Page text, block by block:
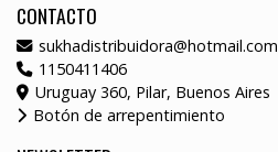
CONTACTO
sukhadistribuidora@hotmail.com
1150411406
Uruguay 360, Pilar, Buenos Aires
Botón de arrepentimiento